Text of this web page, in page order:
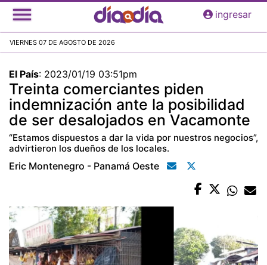
Pasar
al
principal
ingresar
VIERNES 07 DE AGOSTO DE 2026
El País: 2023/01/19 03:51pm
Treinta comerciantes piden
indemnización ante la posibilidad
de ser desalojados en Vacamonte
“Estamos dispuestos a dar la vida por nuestros negocios”,
advirtieron los dueños de los locales.
Eric Montenegro - Panamá Oeste